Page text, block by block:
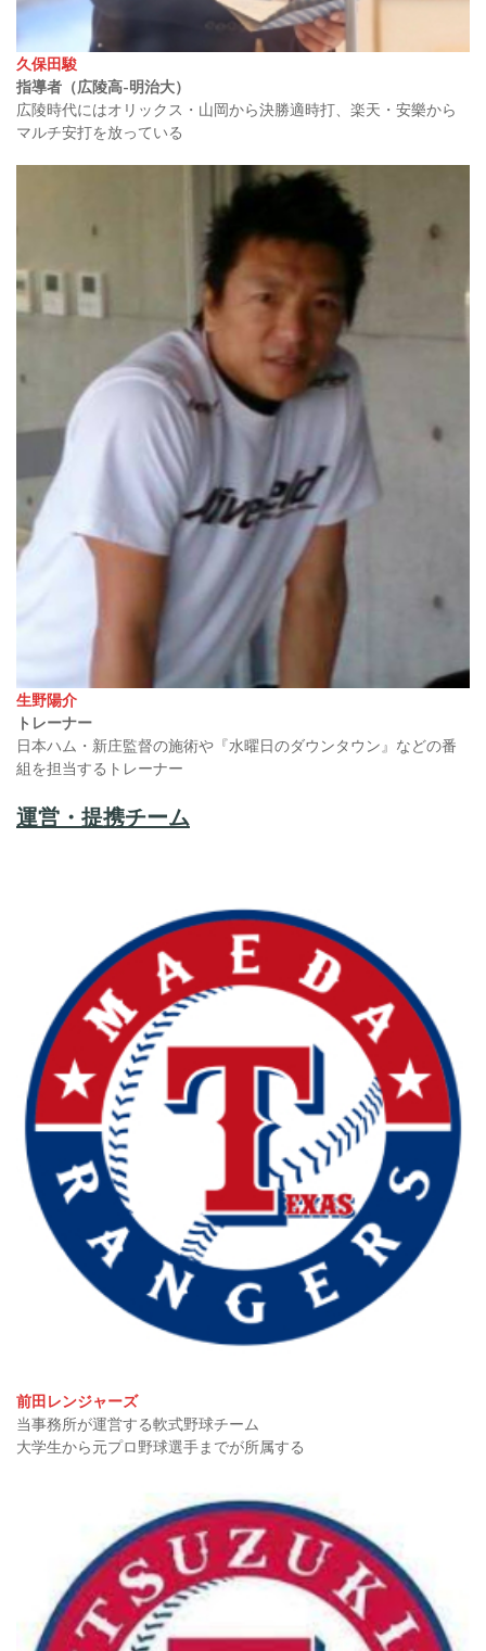
久保田駿
指導者 （広陵高-明治大）
広陵時代にはオリックス・山岡から決勝適時打、楽天・安樂から
マルチ安打を放っている
生野陽介
トレーナー
日本ハム・新庄監督の施術や『水曜日のダウンタウン』などの番
組を担当するトレーナー
運営・提携チーム
前田レンジャーズ
当事務所が運営する軟式野球チーム
大学生から元プロ野球選手までが所属する